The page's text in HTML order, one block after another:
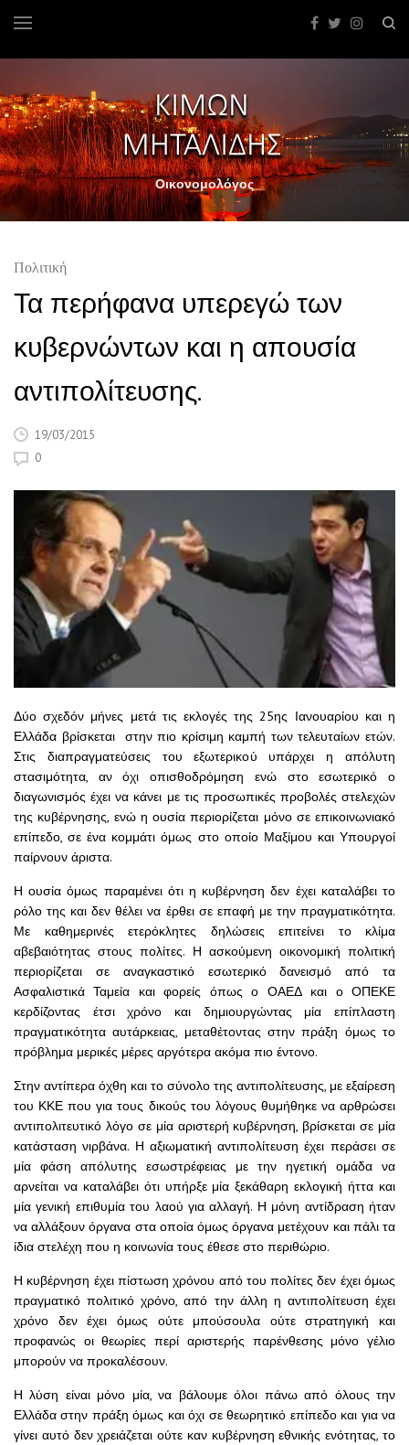
Οικονομολόγος
Πολιτική
Τα περήφανα υπερεγώ των
κυβερνώντων και η απουσία
αντιπολίτευσης.
19/03/2015
0
Δύο σχεδόν μήνες μετά τις εκλογές της 25ης Ιανουαρίου και η
Ελλάδα βρίσκεται στην πιο κρίσιμη καμπή των τελευταίων ετών.
Στις διαπραγματεύσεις του εξωτερικού υπάρχει η απόλυτη
στασιμότητα, αν όχι οπισθοδρόμηση ενώ στο εσωτερικό ο
διαγωνισμός έχει να κάνει με τις προσωπικές προβολές στελεχών
της κυβέρνησης, ενώ η ουσία περιορίζεται μόνο σε επικοινωνιακό
επίπεδο, σε ένα κομμάτι όμως στο οποίο Μαξίμου και Υπουργοί
παίρνουν άριστα.
Η ουσία όμως παραμένει ότι η κυβέρνηση δεν έχει καταλάβει το
ρόλο της και δεν θέλει να έρθει σε επαφή με την πραγματικότητα.
Με καθημερινές ετερόκλητες δηλώσεις επιτείνει το κλίμα
αβεβαιότητας στους πολίτες. Η ασκούμενη οικονομική πολιτική
περιορίζεται σε αναγκαστικό εσωτερικό δανεισμό από τα
Ασφαλιστικά Ταμεία και φορείς όπως ο ΟΑΕΔ και ο ΟΠΕΚΕ
κερδίζοντας έτσι χρόνο και δημιουργώντας μία επίπλαστη
πραγματικότητα αυτάρκειας, μεταθέτοντας στην πράξη όμως το
πρόβλημα μερικές μέρες αργότερα ακόμα πιο έντονο.
Στην αντίπερα όχθη και το σύνολο της αντιπολίτευσης, με εξαίρεση
του ΚΚΕ που για τους δικούς του λόγους θυμήθηκε να αρθρώσει
αντιπολιτευτικό λόγο σε μία αριστερή κυβέρνηση, βρίσκεται σε μία
κατάσταση νιρβάνα. Η αξιωματική αντιπολίτευση έχει περάσει σε
μία φάση απόλυτης εσωστρέφειας με την ηγετική ομάδα να
αρνείται να καταλάβει ότι υπήρξε μία ξεκάθαρη εκλογική ήττα και
μία γενική επιθυμία του λαού για αλλαγή. Η μόνη αντίδραση ήταν
να αλλάξουν όργανα στα οποία όμως όργανα μετέχουν και πάλι τα
ίδια στελέχη που η κοινωνία τους έθεσε στο περιθώριο.
Η κυβέρνηση έχει πίστωση χρόνου από του πολίτες δεν έχει όμως
πραγματικό πολιτικό χρόνο, από την άλλη η αντιπολίτευση έχει
χρόνο δεν έχει όμως ούτε μπούσουλα ούτε στρατηγική και
προφανώς οι θεωρίες περί αριστερής παρένθεσης μόνο γέλιο
μπορούν να προκαλέσουν.
Η λύση είναι μόνο μία, να βάλουμε όλοι πάνω από όλους την
Ελλάδα στην πράξη όμως και όχι σε θεωρητικό επίπεδο και για να
γίνει αυτό δεν χρειάζεται ούτε καν κυβέρνηση εθνικής ενότητας, το